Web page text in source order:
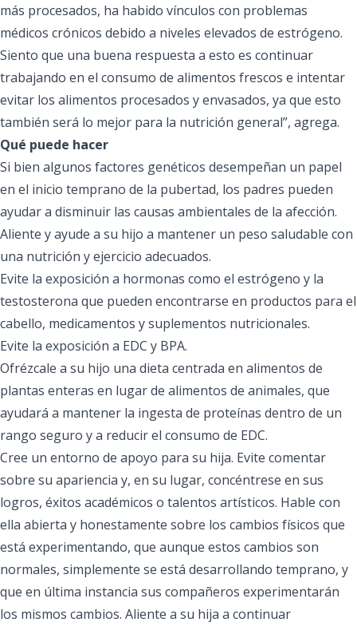
más procesados, ha habido vínculos con problemas
médicos crónicos debido a niveles elevados de estrógeno.
Siento que una buena respuesta a esto es continuar
trabajando en el consumo de alimentos frescos e intentar
evitar los alimentos procesados y envasados, ya que esto
también será lo mejor para la nutrición general”, agrega.
Qué puede hacer
Si bien algunos factores genéticos desempeñan un papel
en el inicio temprano de la pubertad, los padres pueden
ayudar a disminuir las causas ambientales de la afección.
Aliente y ayude a su hijo a mantener un peso saludable con
una nutrición y ejercicio adecuados.
Evite la exposición a hormonas como el estrógeno y la
testosterona que pueden encontrarse en productos para el
cabello, medicamentos y suplementos nutricionales.
Evite la exposición a EDC y BPA.
Ofrézcale a su hijo una dieta centrada en alimentos de
plantas enteras en lugar de alimentos de animales, que
ayudará a mantener la ingesta de proteínas dentro de un
rango seguro y a reducir el consumo de EDC.
Cree un entorno de apoyo para su hija. Evite comentar
sobre su apariencia y, en su lugar, concéntrese en sus
logros, éxitos académicos o talentos artísticos. Hable con
ella abierta y honestamente sobre los cambios físicos que
está experimentando, que aunque estos cambios son
normales, simplemente se está desarrollando temprano, y
que en última instancia sus compañeros experimentarán
los mismos cambios. Aliente a su hija a continuar